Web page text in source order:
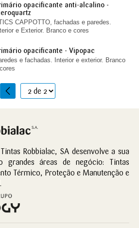
opacificante anti-alcalino -
CAPPOTTO, fachadas e paredes.
e Exterior. Branco e cores
opacificante - Vipopac
e fachadas. Interior e exterior. Branco
1
2
Robbialac, SA desenvolve a sua
grandes áreas de negócio: Tintas
Térmico, Proteção e Manutenção e